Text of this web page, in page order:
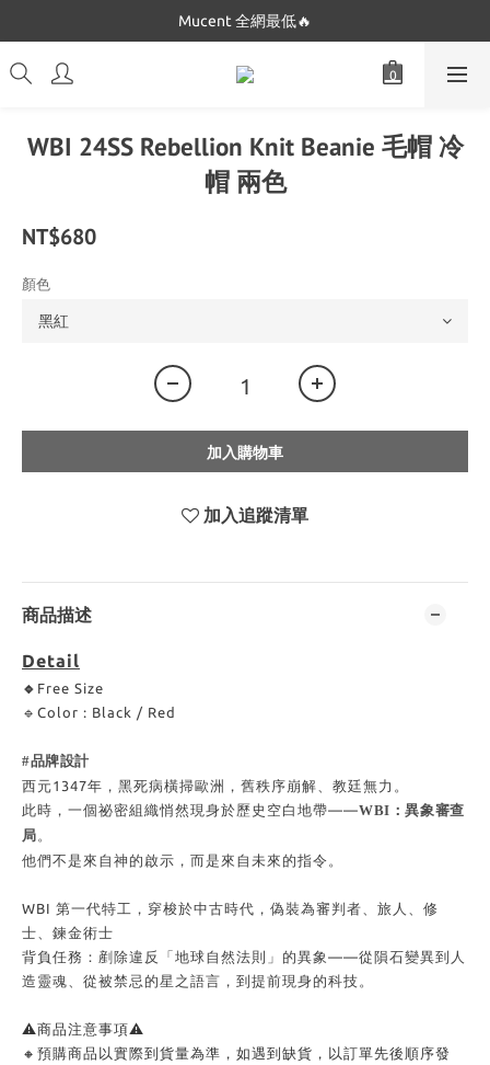
Dickies 最低只要$5XX!!
Mucent 全網最低🔥
Dickies 最低只要$5XX!!
WBI 24SS Rebellion Knit Beanie 毛帽 冷
帽 兩色
NT$680
顏色
加入購物車
加入追蹤清單
商品描述
Detail
🔹 Free Size
🔹Color : Black / Red
#品牌設計
西元1347年，黑死病橫掃歐洲，舊秩序崩解、教廷無力。
此時，一個祕密組織悄然現身於歷史空白地帶——WBI：異象審查
局。
他們不是來自神的啟示，而是來自未來的指令。
WBI 第一代特工，穿梭於中古時代，偽裝為審判者、旅人、修
士、鍊金術士
背負任務：剷除違反「地球自然法則」的異象——從隕石變異到人
造靈魂、從被禁忌的星之語言，到提前現身的科技。
⚠商品注意事項⚠
🔸預購商品以實際到貨量為準，如遇到缺貨，以訂單先後順序發